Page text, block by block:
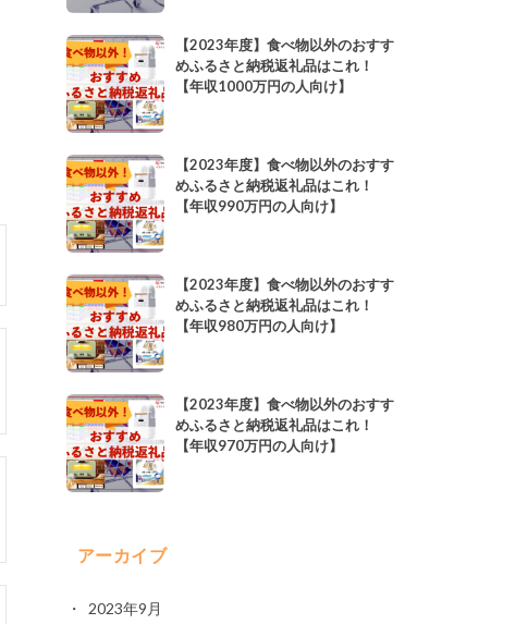
【2023年度】食べ物以外のおすす
めふるさと納税返礼品はこれ！
【年収1000万円の人向け】
【2023年度】食べ物以外のおすす
めふるさと納税返礼品はこれ！
【年収990万円の人向け】
【2023年度】食べ物以外のおすす
めふるさと納税返礼品はこれ！
【年収980万円の人向け】
【2023年度】食べ物以外のおすす
めふるさと納税返礼品はこれ！
【年収970万円の人向け】
アーカイブ
2023年9月